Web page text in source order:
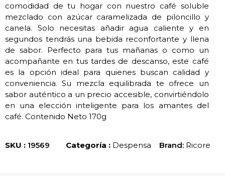
comodidad de tu hogar con nuestro café soluble
mezclado con azúcar caramelizada de piloncillo y
canela. Solo necesitas añadir agua caliente y en
segundos tendrás una bebida reconfortante y llena
de sabor. Perfecto para tus mañanas o como un
acompañante en tus tardes de descanso, este café
es la opción ideal para quienes buscan calidad y
conveniencia. Su mezcla equilibrada te ofrece un
sabor auténtico a un precio accesible, convirtiéndolo
en una elección inteligente para los amantes del
café. Contenido Neto 170g
SKU : 19569 Categoría : Despensa Brand: Ricore